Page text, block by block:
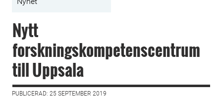
Nytt
forskningskompetenscentrum
till Uppsala
PUBLICERAD: 25 SEPTEMBER 2019